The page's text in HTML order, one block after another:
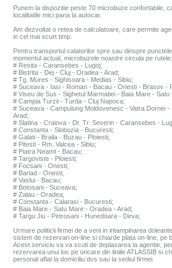
Punem la dispozitie peste 70 microbuze confortabile,
localitatile mici pana la autocar.
Am dezvoltat o retea de calculatoare, care permite
in cel mai scurt timp.
Pentru transportul calatorilor spre sau dinspre
momentul actual, microbuzele noastre circula pe rutele:
# Resita - Caransebes - Lugoj;
# Bistrita - Dej - Cluj - Oradea - Arad;
# Tg. Mures - Sighisoara - Medias - Sibiu;
# Suceava - Iasi - Roman - Bacau - Onesti - Brasov -
# Viseu de Sus - Sighetul Marmatiei - Baia Mare -
# Campia Turzii - Turda - Cluj Napoca;
# Suceava - Campulung Moldovenesc - Vatra Dornei
Arad;
# Slatina - Craiova - Dr. Tr. Severin - Caransebes -
# Constanta - Slobozia - Bucuresti;
# Galati - Braila - Buzau - Ploiesti;
# Pitesti - Rm. Valcea - Sibiu;
# Piatra Neamt - Bacau;
# Targoviste - Ploiesti;
# Focsani - Onesti;
# Barlad - Onesti;
# Vaslui - Bacau;
# Botosani - Suceava;
# Zalau - Oradea;
# Constanta - Calarasi - Bucuresti;
# Baia Mare - Satu Mare - Oradea - Arad;
# Targu Jiu - Petrosani - Hunedoara - Deva;
Urmare politicii firmei de a veni in intampinarea
sistem de rezervari on-line si chiarde plata on-line, pe
Acest serviciu va va scuti de deplasarea la agentie,
rezervarea unui loc pe oricare din liniile ATLASSIB si
personal aflat la domiciliu dvs sau la sediul firmei.